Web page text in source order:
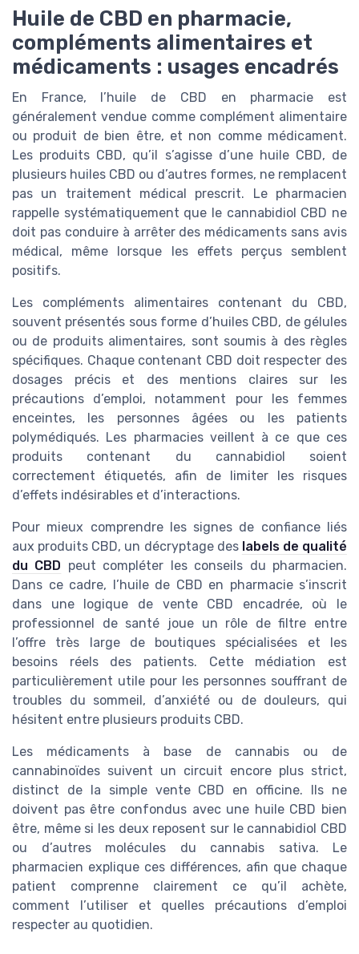
Huile de CBD en pharmacie,
compléments alimentaires et
médicaments : usages encadrés
En France, l’huile de CBD en pharmacie est
généralement vendue comme complément alimentaire
ou produit de bien être, et non comme médicament.
Les produits CBD, qu’il s’agisse d’une huile CBD, de
plusieurs huiles CBD ou d’autres formes, ne remplacent
pas un traitement médical prescrit. Le pharmacien
rappelle systématiquement que le cannabidiol CBD ne
doit pas conduire à arrêter des médicaments sans avis
médical, même lorsque les effets perçus semblent
positifs.
Les compléments alimentaires contenant du CBD,
souvent présentés sous forme d’huiles CBD, de gélules
ou de produits alimentaires, sont soumis à des règles
spécifiques. Chaque contenant CBD doit respecter des
dosages précis et des mentions claires sur les
précautions d’emploi, notamment pour les femmes
enceintes, les personnes âgées ou les patients
polymédiqués. Les pharmacies veillent à ce que ces
produits contenant du cannabidiol soient
correctement étiquetés, afin de limiter les risques
d’effets indésirables et d’interactions.
Pour mieux comprendre les signes de confiance liés
aux produits CBD, un décryptage des labels de qualité
du CBD peut compléter les conseils du pharmacien.
Dans ce cadre, l’huile de CBD en pharmacie s’inscrit
dans une logique de vente CBD encadrée, où le
professionnel de santé joue un rôle de filtre entre
l’offre très large de boutiques spécialisées et les
besoins réels des patients. Cette médiation est
particulièrement utile pour les personnes souffrant de
troubles du sommeil, d’anxiété ou de douleurs, qui
hésitent entre plusieurs produits CBD.
Les médicaments à base de cannabis ou de
cannabinoïdes suivent un circuit encore plus strict,
distinct de la simple vente CBD en officine. Ils ne
doivent pas être confondus avec une huile CBD bien
être, même si les deux reposent sur le cannabidiol CBD
ou d’autres molécules du cannabis sativa. Le
pharmacien explique ces différences, afin que chaque
patient comprenne clairement ce qu’il achète,
comment l’utiliser et quelles précautions d’emploi
respecter au quotidien.